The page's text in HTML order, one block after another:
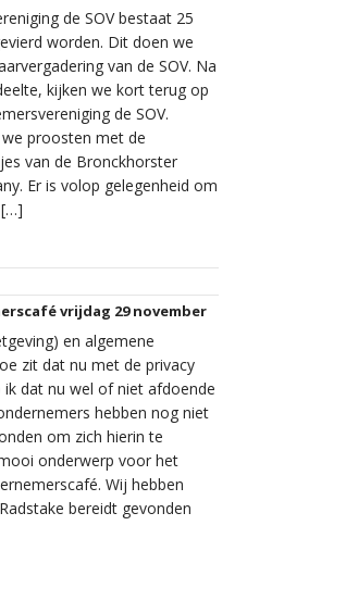
de SOV bestaat 25
worden. Dit doen we
van de SOV. Na
kijken we kort terug op
de SOV.
proosten met de
van de Bronckhorster
Er is volop gelegenheid om
vrijdag 29 november
en algemene
zit dat nu met de privacy
ik dat nu wel of niet afdoende
hebben nog niet
om zich hierin te
onderwerp voor het
Wij hebben
bereidt gevonden